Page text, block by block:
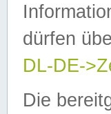
dürfen
DL-DE-
Die